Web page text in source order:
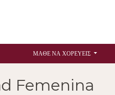
ΜΆΘΕ ΝΑ ΧΟΡΕΎΕΙΣ
Femenina